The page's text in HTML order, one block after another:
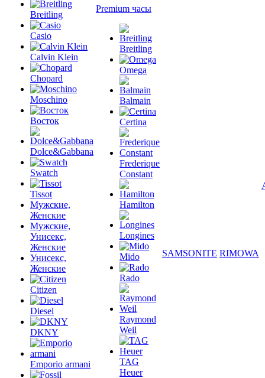
Breitling
Casio
Calvin Klein
Chopard
Moschino
Восток
Dolce&Gabbana
Swatch
Tissot
Мужские,
Женские
Мужские,
Унисекс,
Женские
Унисекс,
Женские
Citizen
Diesel
DKNY
Emporio armani
Premium часы
Breitling
Omega
Balmain
Certina
Frederique
Constant
Hamilton
Longines
Mido
Rado
Raymond
Weil
TAG
Heuer
SAMSONITE RIMOWA